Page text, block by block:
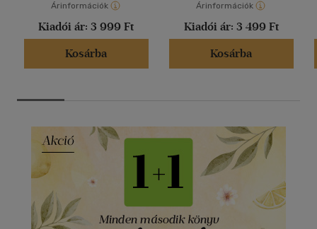
Árinformációk
Kiadói ár: 3 999 Ft
Kosárba
Árinformációk
Kiadói ár: 3 499 Ft
Kosárba